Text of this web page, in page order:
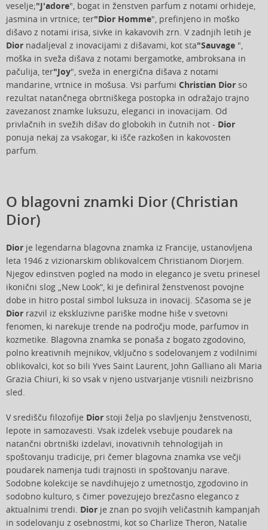
veselje;"J'adore", bogat in ženstven parfum z notami orhideje,
jasmina in vrtnice; ter"Dior Homme", prefinjeno in moško
dišavo z notami irisa, sivke in kakavovih zrn. V zadnjih letih je
Dior nadaljeval z inovacijami z dišavami, kot sta"Sauvage ",
moška in sveža dišava z notami bergamotke, ambroksana in
pačulija, ter"Joy", sveža in energična dišava z notami
mandarine, vrtnice in mošusa. Vsi parfumi Christian Dior so
rezultat natančnega obrtniškega postopka in odražajo trajno
zavezanost znamke luksuzu, eleganci in inovacijam. Od
privlačnih in svežih dišav do globokih in čutnih not - Dior
ponuja nekaj za vsakogar, ki išče razkošen in kakovosten
parfum.
O blagovni znamki Dior (Christian
Dior)
Dior je legendarna blagovna znamka iz Francije, ustanovljena
leta 1946 z vizionarskim oblikovalcem Christianom Diorjem.
Njegov edinstven pogled na modo in eleganco je svetu prinesel
ikonični slog „New Look“, ki je definiral ženstvenost povojne
dobe in hitro postal simbol luksuza in inovacij. Sčasoma se je
Dior razvil iz ekskluzivne pariške modne hiše v svetovni
fenomen, ki narekuje trende na področju mode, parfumov in
kozmetike. Blagovna znamka se ponaša z bogato zgodovino,
polno kreativnih mejnikov, vključno s sodelovanjem z vodilnimi
oblikovalci, kot so bili Yves Saint Laurent, John Galliano ali Maria
Grazia Chiuri, ki so vsak v njeno ustvarjanje vtisnili neizbrisno
sled.
V središču filozofije Dior stoji želja po slavljenju ženstvenosti,
lepote in samozavesti. Vsak izdelek vsebuje poudarek na
natančni obrtniški izdelavi, inovativnih tehnologijah in
spoštovanju tradicije, pri čemer blagovna znamka vse večji
poudarek namenja tudi trajnosti in spoštovanju narave.
Sodobne kolekcije se navdihujejo z umetnostjo, zgodovino in
sodobno kulturo, s čimer povezujejo brezčasno eleganco z
aktualnimi trendi. Dior je znan po svojih veličastnih kampanjah
in sodelovanju z osebnostmi, kot so Charlize Theron, Natalie